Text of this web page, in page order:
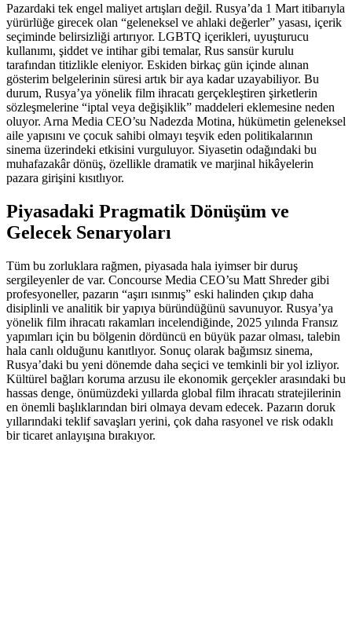
Pazardaki tek engel maliyet artışları değil. Rusya’da 1 Mart itibarıyla
yürürlüğe girecek olan “geleneksel ve ahlaki değerler” yasası, içerik
seçiminde belirsizliği artırıyor. LGBTQ içerikleri, uyuşturucu
kullanımı, şiddet ve intihar gibi temalar, Rus sansür kurulu
tarafından titizlikle eleniyor. Eskiden birkaç gün içinde alınan
gösterim belgelerinin süresi artık bir aya kadar uzayabiliyor. Bu
durum, Rusya’ya yönelik film ihracatı gerçekleştiren şirketlerin
sözleşmelerine “iptal veya değişiklik” maddeleri eklemesine neden
oluyor. Arna Media CEO’su Nadezda Motina, hükümetin geleneksel
aile yapısını ve çocuk sahibi olmayı teşvik eden politikalarının
sinema üzerindeki etkisini vurguluyor. Siyasetin odağındaki bu
muhafazakâr dönüş, özellikle dramatik ve marjinal hikâyelerin
pazara girişini kısıtlıyor.
Piyasadaki Pragmatik Dönüşüm ve
Gelecek Senaryoları
Tüm bu zorluklara rağmen, piyasada hala iyimser bir duruş
sergileyenler de var. Concourse Media CEO’su Matt Shreder gibi
profesyoneller, pazarın “aşırı ısınmış” eski halinden çıkıp daha
disiplinli ve analitik bir yapıya büründüğünü savunuyor. Rusya’ya
yönelik film ihracatı rakamları incelendiğinde, 2025 yılında Fransız
yapımları için bu bölgenin dördüncü en büyük pazar olması, talebin
hala canlı olduğunu kanıtlıyor. Sonuç olarak bağımsız sinema,
Rusya’daki bu yeni dönemde daha seçici ve temkinli bir yol izliyor.
Kültürel bağları koruma arzusu ile ekonomik gerçekler arasındaki bu
hassas denge, önümüzdeki yıllarda global film ihracatı stratejilerinin
en önemli başlıklarından biri olmaya devam edecek. Pazarın doruk
yıllarındaki teklif savaşları yerini, çok daha rasyonel ve risk odaklı
bir ticaret anlayışına bırakıyor.